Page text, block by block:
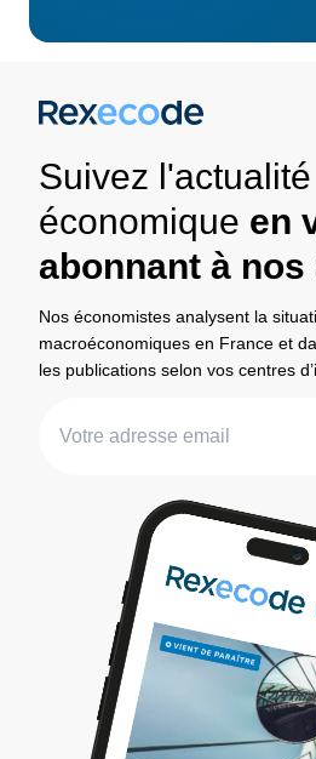
Suivez l'actualité
économique en
abonnant à nos
Nos économistes analysent la
macroéconomiques en France et
les publications selon vos centres